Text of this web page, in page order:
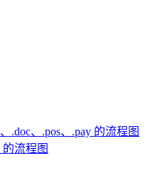
.doc、.pos、.pay 的流程图
流程图